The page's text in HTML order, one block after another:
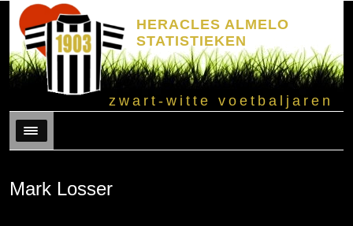
HERACLES ALMELO
STATISTIEKEN
zwart-witte voetbaljaren
Menu
Mark Losser